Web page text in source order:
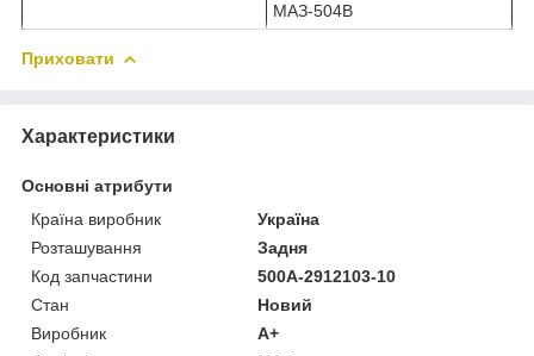
МАЗ-504В
Приховати
Характеристики
Основні атрибути
Країна виробник
Україна
Розташування
Задня
Код запчастини
500A-2912103-10
Стан
Новий
Виробник
A+